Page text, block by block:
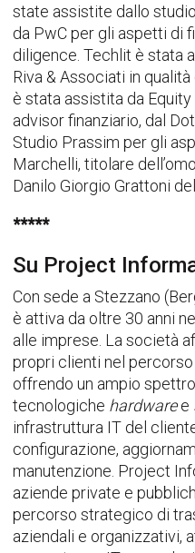
state assistite dallo
da PwC per gli aspetti di
diligence. Techlit è stata
Riva & Associati in
è stata assistita da
advisor finanziario, dal
Studio Prassim per gli
Marchelli, titolare
Danilo Giorgio Grattoni
*****
Su Project
Con sede a Stezzano
è attiva da oltre 30 anni
alle imprese. La società
propri clienti nel
offrendo un ampio
tecnologiche hardwaree
infrastruttura IT del
configurazione,
manutenzione. Project
aziende private e
percorso strategico di
aziendali e organizzativi,